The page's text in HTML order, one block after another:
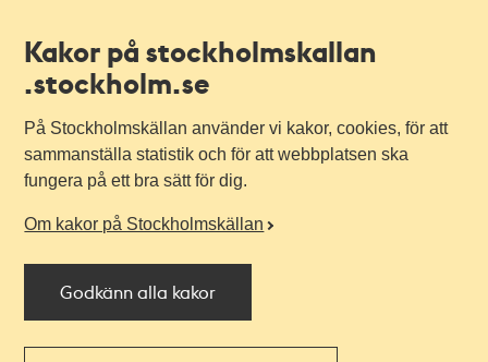
Kakor på stockholmskallan
.stockholm.se
På Stockholmskällan använder vi kakor, cookies, för att
sammanställa statistik och för att webbplatsen ska
fungera på ett bra sätt för dig.
Om kakor på Stockholmskällan
Godkänn alla kakor